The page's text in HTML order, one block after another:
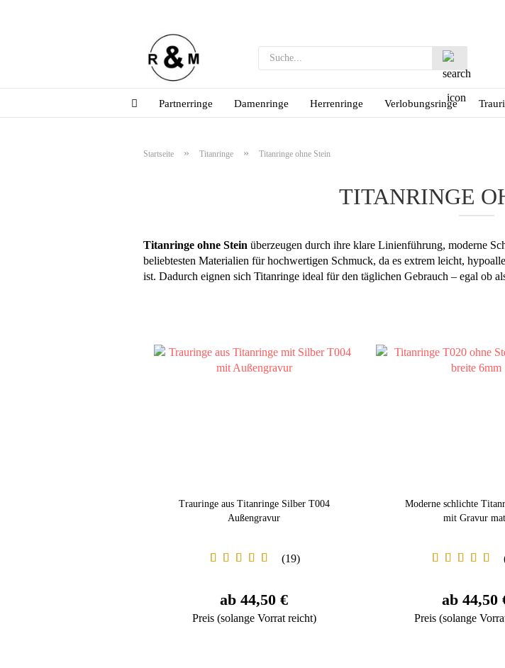
Partnerringe Damenringe Herrenringe Verlobungsringe
Startseite » Titanringe » Titanringe ohne Stein
TITANRINGE
Titanringe ohne Stein überzeugen durch ihre klare Linienführung, moderne
beliebtesten Materialien für hochwertigen Schmuck, da es extrem leicht,
ist. Dadurch eignen sich Titanringe ideal für den täglichen Gebrauch – egal ob
Trauringe aus Titanringe Silber T004
Außengravur
19
ab 44,50 €
Preis (solange Vorrat reicht)
Moderne schlichte
mit Gravur
ab 44,50
Preis (solange